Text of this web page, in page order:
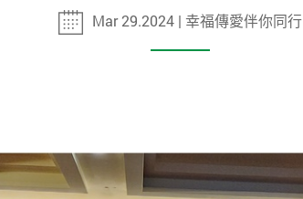
Mar 29.2024 | 幸福傳愛伴你同行